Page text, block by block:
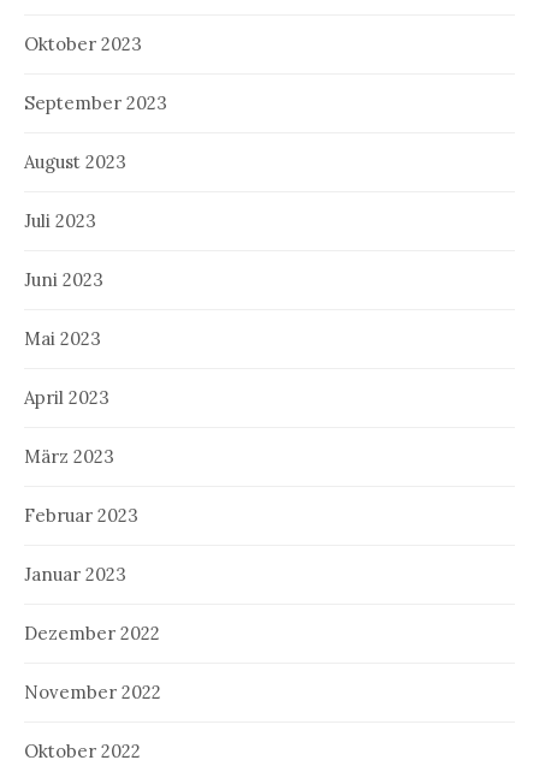
Oktober 2023
September 2023
August 2023
Juli 2023
Juni 2023
Mai 2023
April 2023
März 2023
Februar 2023
Januar 2023
Dezember 2022
November 2022
Oktober 2022